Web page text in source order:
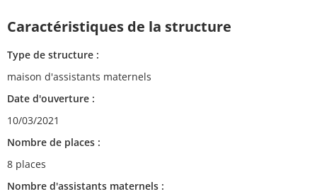
Caractéristiques de la structure
Type de structure :
maison d'assistants maternels
Date d'ouverture :
10/03/2021
Nombre de places :
8 places
Nombre d'assistants maternels :